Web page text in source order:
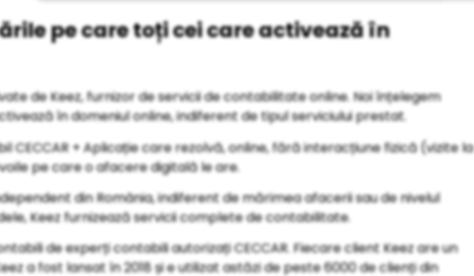
pe care toți cei care activează în
de Keez, furnizor de servicii de contabilitate online. Noi înțelegem
în domeniul online, indiferent de tipul serviciului prestat.
CECCAR + Aplicație care rezolvă, online, fără interacțiune fizică (vizite la
pe care o afacere digitală le are.
din România, indiferent de mărimea afacerii sau de nivelul
Keez furnizează servicii complete de contabilitate.
de experți contabili autorizați CECCAR. Fiecare client Keez are un
a fost lansat în 2018 și e utilizat astăzi de peste 6000 de clienți din